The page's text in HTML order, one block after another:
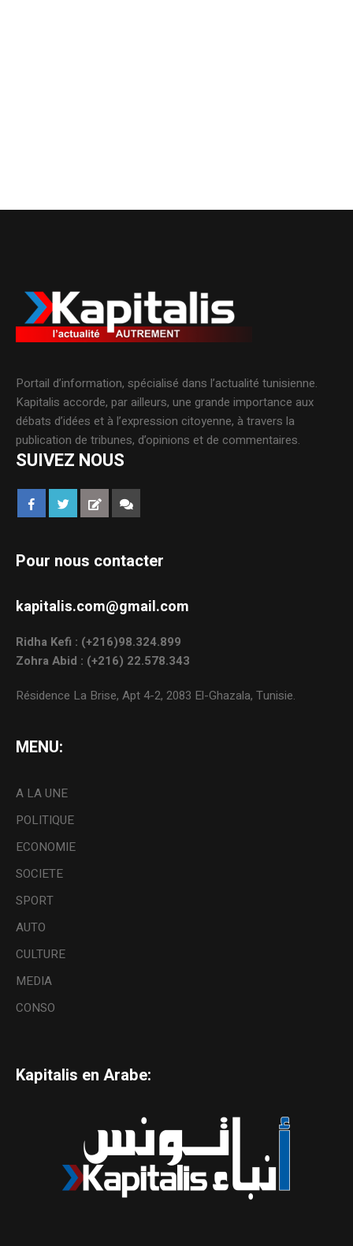
Portail d’information, spécialisé dans l’actualité tunisienne.
Kapitalis accorde, par ailleurs, une grande importance aux
débats d’idées et à l’expression citoyenne, à travers la
publication de tribunes, d’opinions et de commentaires.
SUIVEZ NOUS
Pour nous contacter
kapitalis.com@gmail.com
Ridha Kefi : (+216)98.324.899
Zohra Abid : (+216) 22.578.343
Résidence La Brise, Apt 4-2, 2083 El-Ghazala, Tunisie.
MENU:
A LA UNE
POLITIQUE
ECONOMIE
SOCIETE
SPORT
AUTO
CULTURE
MEDIA
CONSO
Kapitalis en Arabe: